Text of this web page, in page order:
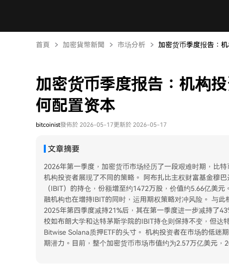
首頁 加密貨幣新聞 市场分析 加密货币季度报告：
加密货币季度报告：机构
何配置资本
bitcoinist發佈於 2026-05-17更新於 2026-05-17
文章摘要
2026年第一季度，加密货币市场经历了一段艰难时期，比
机构投资者展现了不同的策略。 阿布扎比主权财富基金穆
（IBIT）的持仓，份额增至约1472万股，价值约5.66亿美
融机构也在增持IBIT的同时，运用期权策略对冲风险。 与
2025年第四季度减持21%后，其在第一季度进一步减持了
校如布朗大学和达特茅斯学院的IBIT持仓则保持不变，但达
Bitwise Solana质押ETF的头寸。 机构投资者在市场的低迷
期潜力。目前，整个加密货币市场市值约为2.57万亿美元，